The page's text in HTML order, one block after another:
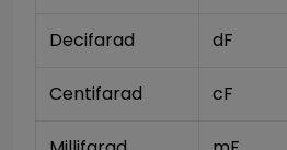
Decifarad dF
Centifarad cF